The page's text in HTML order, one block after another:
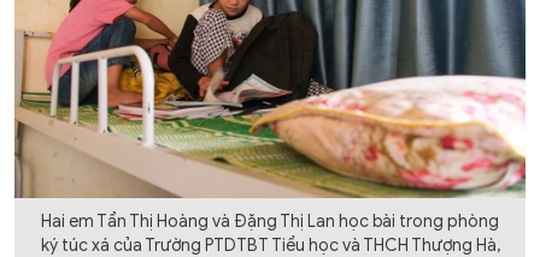
Hai em Tẩn Thị Hoàng và Đặng Thị Lan học bài trong phòng
ký túc xá của Trường PTDTBT Tiểu học và THCH Thượng Hà,